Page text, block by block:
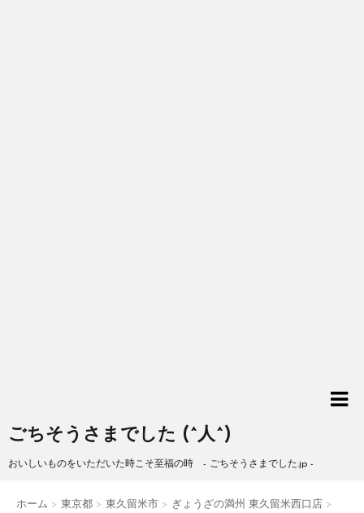
ごちそうさまでした (^人^)
おいしいものをいただいた時こそ至福の時 - ごちそうさまでした.jp -
ホーム > 東京都 > 東久留米市 > ぎょうざの満州 東久留米西口店 >